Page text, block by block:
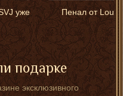
уже
Пенал от Louis
подарке
эксклюзивного